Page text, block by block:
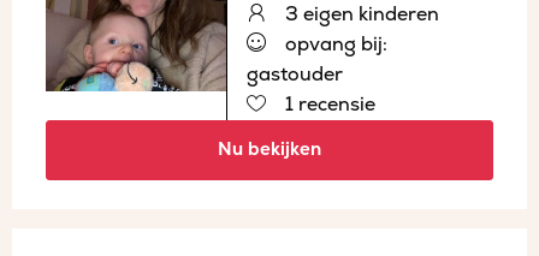
3 eigen kinderen
opvang bij:
gastouder
1 recensie
Nu bekijken